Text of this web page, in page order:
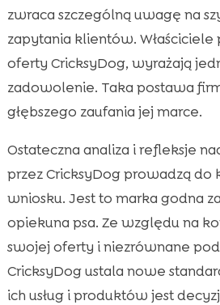
zwraca szczególną uwagę na
zapytania klientów. Właściciele
oferty CricksyDog, wyrażają
zadowolenie. Taka postawa
głębszego zaufania jej marce.
Ostateczna analiza i refleksje
przez CricksyDog prowadzą do
wniosku. Jest to marka godna
opiekuna psa. Ze względu na
swojej oferty i niezrównane
CricksyDog ustala nowe
ich usług i produktów jest